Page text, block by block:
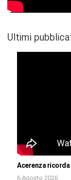
Ultimi
Acerenza ricorda
6 Agosto 2026